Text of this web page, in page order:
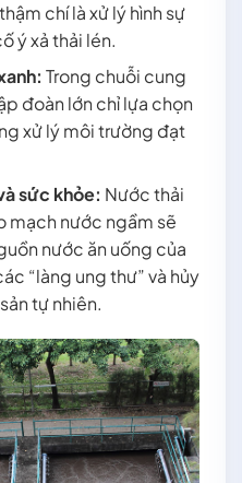
chí là xử lý hình sự
ý xả thải lén.
Trong chuỗi cung
đoàn lớn chỉ lựa chọn
xử lý môi trường đạt
sức khỏe: Nước thải
mạch nước ngầm sẽ
nước ăn uống của
“làng ung thư” và hủy
tự nhiên.